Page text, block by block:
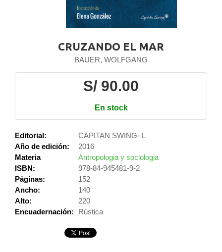
CRUZANDO EL MAR
BAUER, WOLFGANG
S/ 90.00
En stock
Editorial:
CAPITAN SWING- L
Año de edición:
2016
Materia
Antropologia y sociologia
ISBN:
978-84-945481-9-2
Páginas:
152
Ancho:
140
Alto:
220
Encuadernación:
Rústica